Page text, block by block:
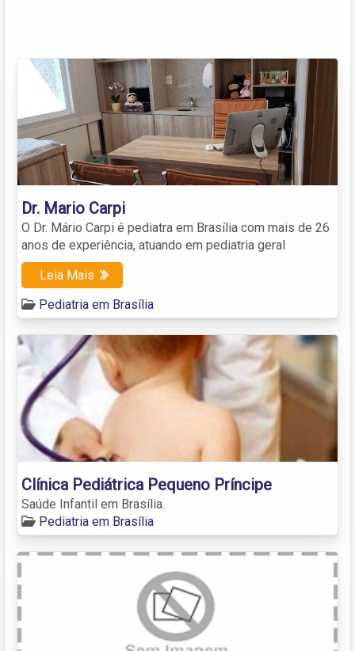
Dr. Mario Carpi
O Dr. Mário Carpi é pediatra em Brasília com mais de 26
anos de experiência, atuando em pediatria geral
Leia Mais
Pediatria em Brasília
Clínica Pediátrica Pequeno Príncipe
Saúde Infantil em Brasília.
Pediatria em Brasília